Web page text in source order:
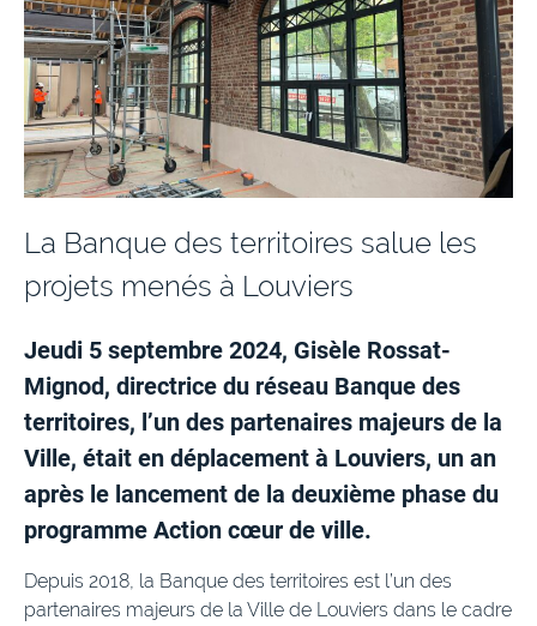
La Banque des territoires salue les
projets menés à Louviers
Jeudi 5 septembre 2024, Gisèle Rossat-
Mignod, directrice du réseau Banque des
territoires, l’un des partenaires majeurs de la
Ville, était en déplacement à Louviers, un an
après le lancement de la deuxième phase du
programme Action cœur de ville.
Depuis 2018, la Banque des territoires est l’un des
partenaires majeurs de la Ville de Louviers dans le cadre